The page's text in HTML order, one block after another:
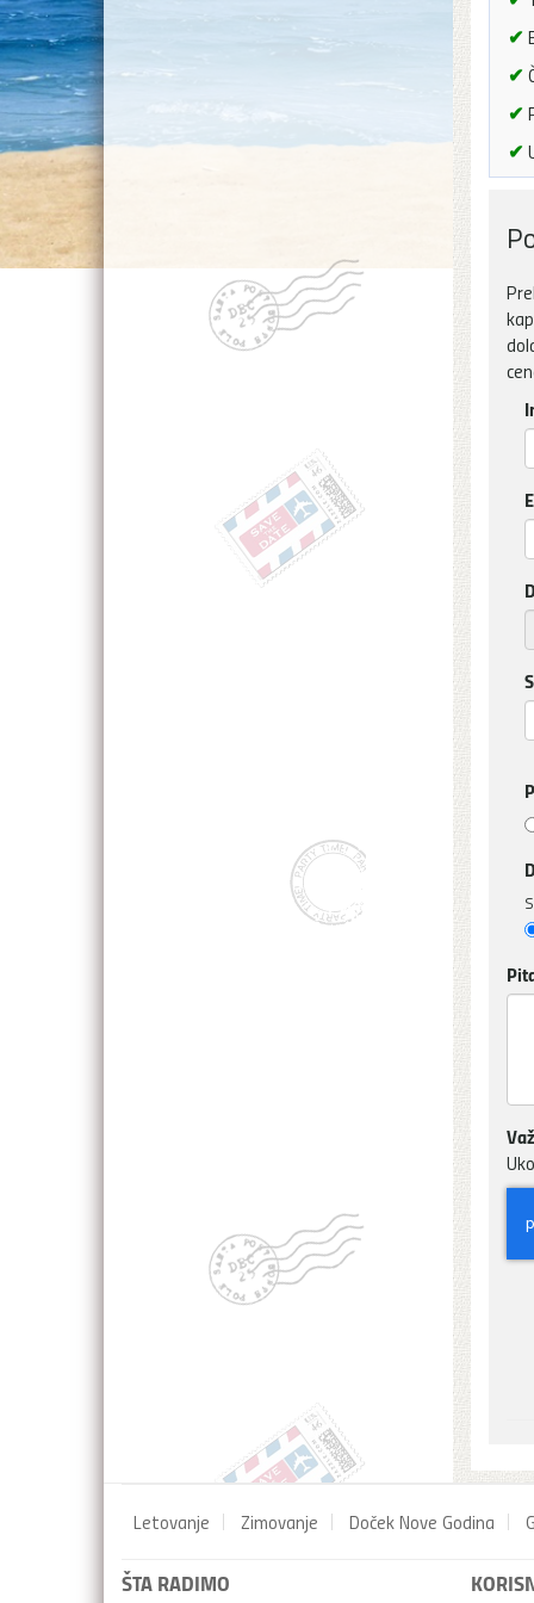
✔
✔
✔
✔
Letovanje Zimovanje Doček Nove Godina
ŠTA RADIMO